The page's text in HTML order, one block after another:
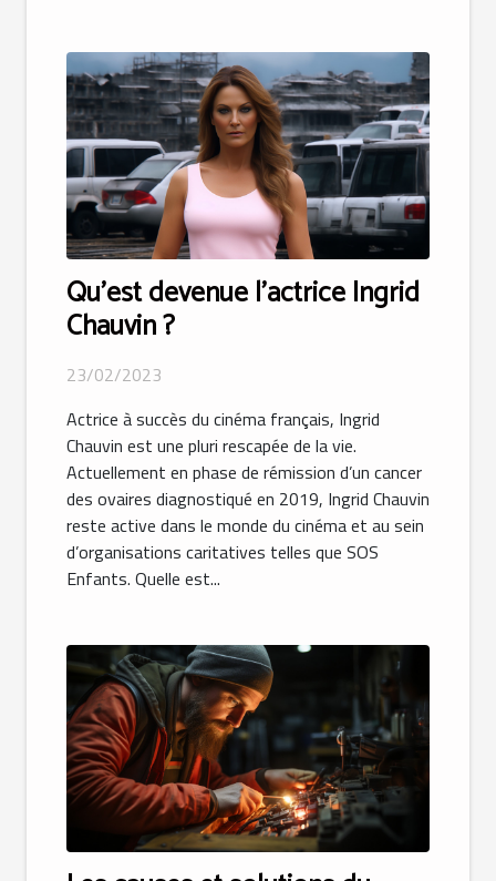
Qu’est devenue l’actrice Ingrid
Chauvin ?
23/02/2023
Actrice à succès du cinéma français, Ingrid
Chauvin est une pluri rescapée de la vie.
Actuellement en phase de rémission d’un cancer
des ovaires diagnostiqué en 2019, Ingrid Chauvin
reste active dans le monde du cinéma et au sein
d’organisations caritatives telles que SOS
Enfants. Quelle est...